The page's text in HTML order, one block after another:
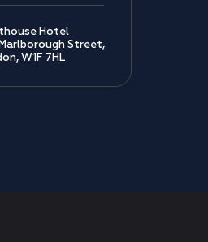
Hotel
Street,
W1F 7HL